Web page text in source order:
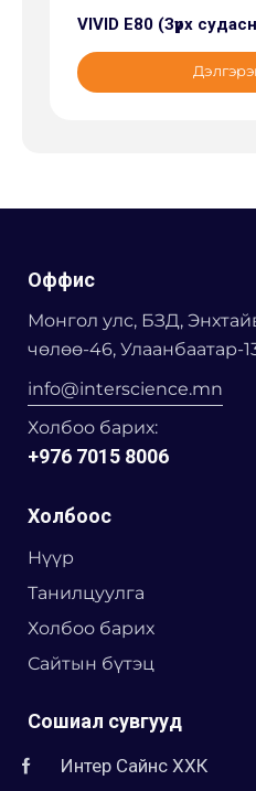
VIVID E80 (Зүрх
Оффис
Монгол улс, БЗД,
чөлөө-46, Улаанбаатар-
info@interscience.mn
Холбоо барих:
+976 7015 8006
Холбоос
Нүүр
Танилцуулга
Холбоо барих
Сайтын бүтэц
Сошиал сувгууд
Интер Сайнс ХХК